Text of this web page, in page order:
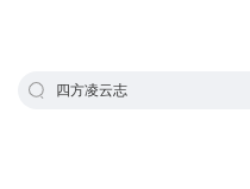
四方凌云志